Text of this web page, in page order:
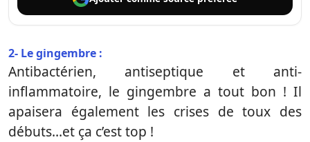
2- Le gingembre :
Antibactérien, antiseptique et anti-
inflammatoire, le gingembre a tout bon ! Il
apaisera également les crises de toux des
débuts…et ça c’est top !